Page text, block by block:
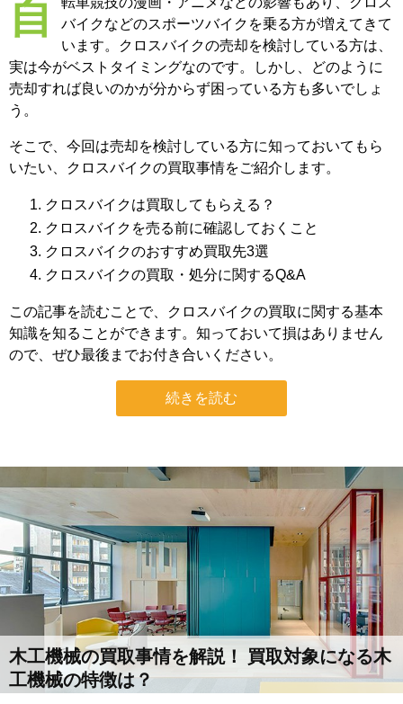
自転車競技の漫画・アニメなどの影響もあり、クロス
バイクなどのスポーツバイクを乗る方が増えてきて
います。クロスバイクの売却を検討している方は、
実は今がベストタイミングなのです。しかし、どのように
売却すれば良いのかが分からず困っている方も多いでしょ
う。
そこで、今回は売却を検討している方に知っておいてもら
いたい、クロスバイクの買取事情をご紹介します。
クロスバイクは買取してもらえる？
クロスバイクを売る前に確認しておくこと
クロスバイクのおすすめ買取先3選
クロスバイクの買取・処分に関するQ&A
この記事を読むことで、クロスバイクの買取に関する基本
知識を知ることができます。知っておいて損はありません
ので、ぜひ最後までお付き合いください。
続きを読む
木工機械の買取事情を解説！ 買取対象になる木
工機械の特徴は？